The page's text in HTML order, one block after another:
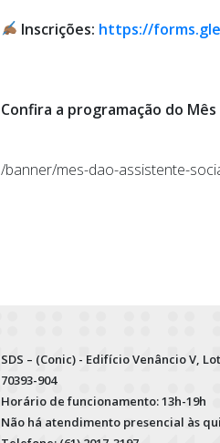
Inscrições: https://
Confira a programação do
/banner/mes-dao-assistente-
SDS – (Conic) - Edifício Venâncio V,
70393-904
Horário de funcionamento: 13h-19h
Não há atendimento presencial às